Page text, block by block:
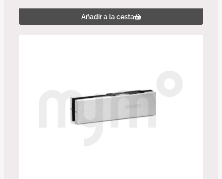
Añadir a la cesta